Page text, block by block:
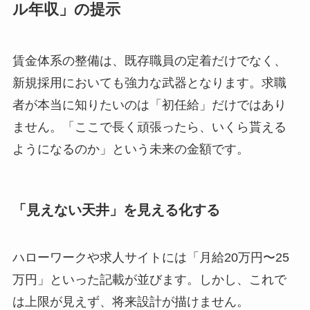
ル年収」の提示
賃金体系の整備は、既存職員の定着だけでなく、
新規採用においても強力な武器となります。求職
者が本当に知りたいのは「初任給」だけではあり
ません。「ここで長く頑張ったら、いくら貰える
ようになるのか」という未来の金額です。
「見えない天井」を見える化する
ハローワークや求人サイトには「月給20万円〜25
万円」といった記載が並びます。しかし、これで
は上限が見えず、将来設計が描けません。